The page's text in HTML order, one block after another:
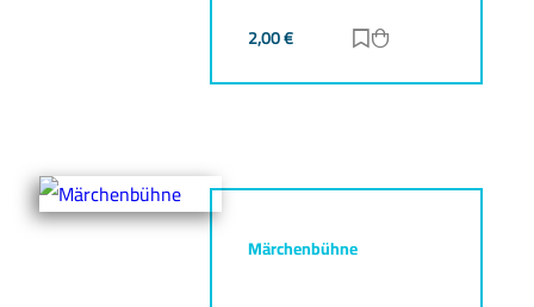
2,00€ Zur Merkliste
Märchenbühne